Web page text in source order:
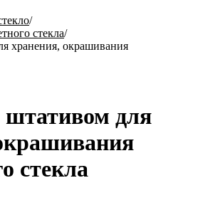
/
стекла/
хранения, окрашивания
штативом для
стекла